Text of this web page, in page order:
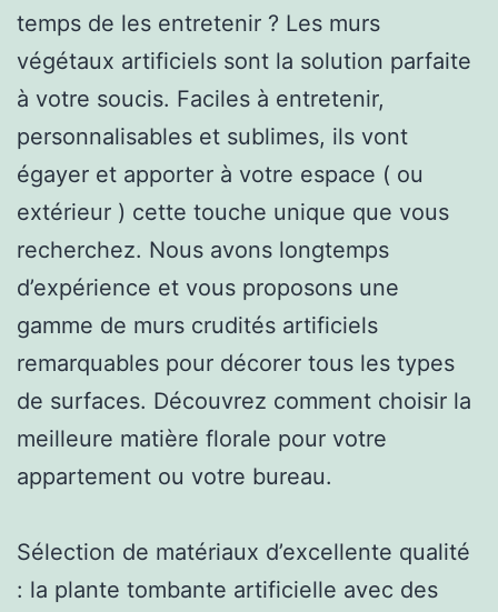
temps de les entretenir ? Les murs
végétaux artificiels sont la solution parfaite
à votre soucis. Faciles à entretenir,
personnalisables et sublimes, ils vont
égayer et apporter à votre espace ( ou
extérieur ) cette touche unique que vous
recherchez. Nous avons longtemps
d’expérience et vous proposons une
gamme de murs crudités artificiels
remarquables pour décorer tous les types
de surfaces. Découvrez comment choisir la
meilleure matière florale pour votre
appartement ou votre bureau.
Sélection de matériaux d’excellente qualité
: la plante tombante artificielle avec des